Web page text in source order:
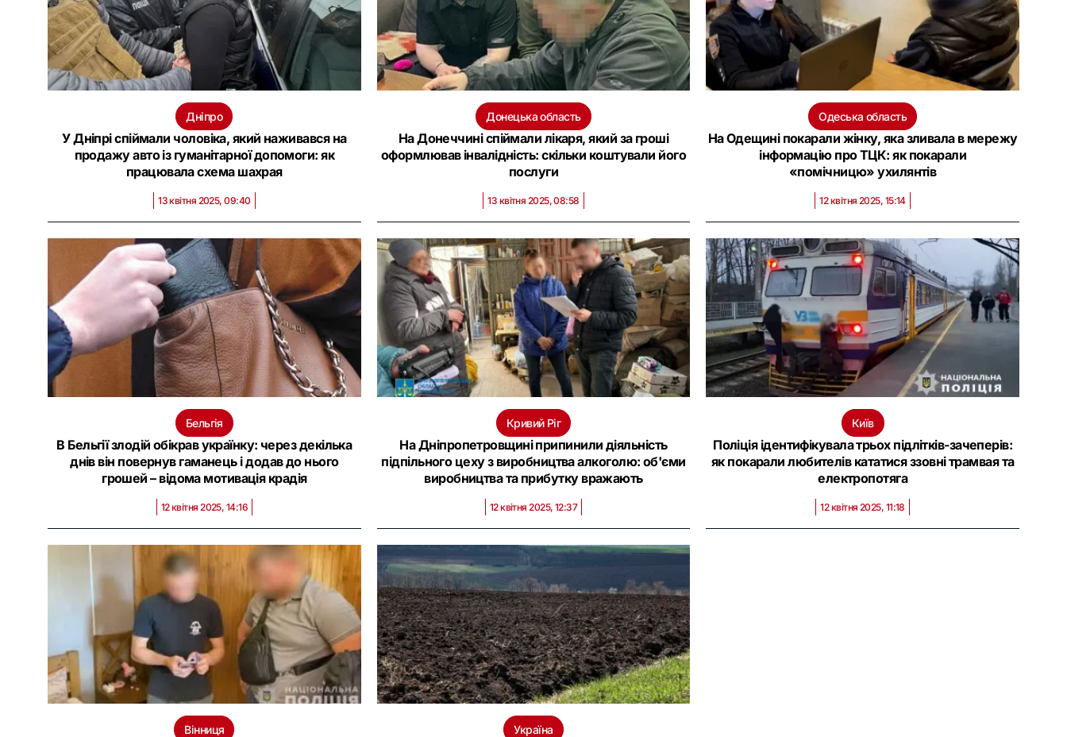
Дніпро
У Дніпрі спіймали чоловіка, який наживався на
продажу авто із гуманітарної допомоги: як
працювала схема шахрая
13 квітня 2025, 09:40
Донецька область
На Донеччині спіймали лікаря, який за гроші
оформлював інвалідність: скільки коштували його
послуги
13 квітня 2025, 08:58
Одеська область
На Одещині покарали жінку, яка зливала в мережу
інформацію про ТЦК: як покарали
«помічницю» ухилянтів
12 квітня 2025, 15:14
Бельгія
В Бельгії злодій обікрав українку: через декілька
днів він повернув гаманець і додав до нього
грошей – відома мотивація крадія
12 квітня 2025, 14:16
Кривий Ріг
На Дніпропетровщині припинили діяльність
підпільного цеху з виробництва алкоголю: об'єми
виробництва та прибутку вражають
12 квітня 2025, 12:37
Київ
Поліція ідентифікувала трьох підлітків-зачеперів:
як покарали любителів кататися ззовні трамвая та
електропотяга
12 квітня 2025, 11:18
Вінниця Україна